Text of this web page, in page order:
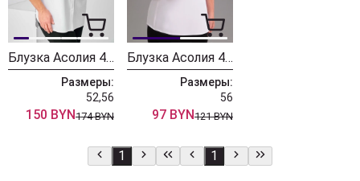
Блузка Асолия 4101
Размеры:
52,56
150 BYN174 BYN
Блузка Асолия 4088 белый
Размеры:
56
97 BYN121 BYN
1 1